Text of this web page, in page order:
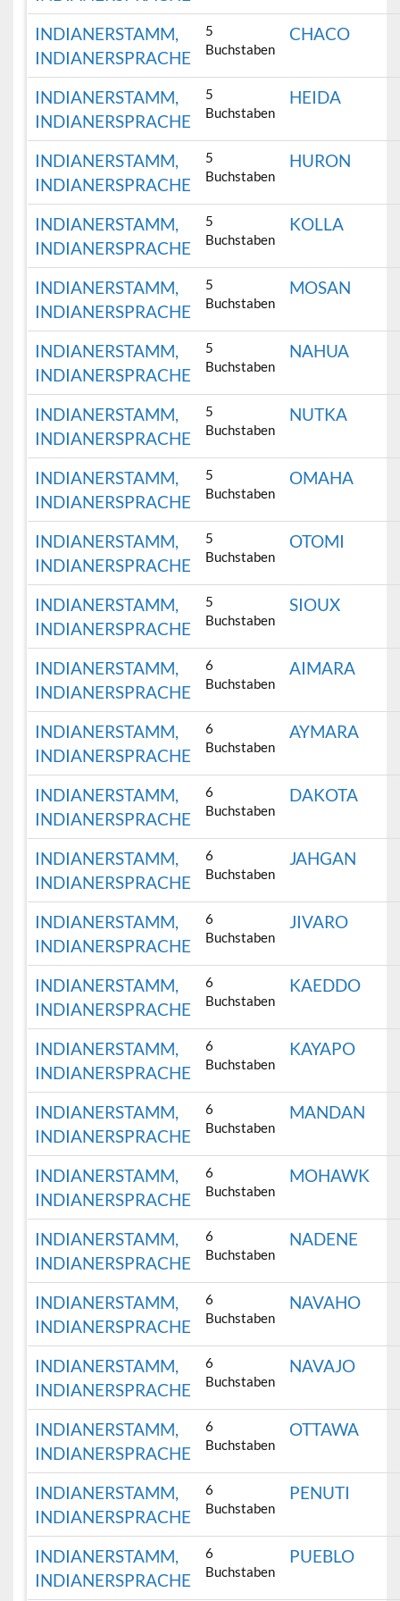
INDIANERSTAMM,
INDIANERSPRACHE
5
Buchstaben
CHACO
INDIANERSTAMM,
INDIANERSPRACHE
5
Buchstaben
HEIDA
INDIANERSTAMM,
INDIANERSPRACHE
5
Buchstaben
HURON
INDIANERSTAMM,
INDIANERSPRACHE
5
Buchstaben
KOLLA
INDIANERSTAMM,
INDIANERSPRACHE
5
Buchstaben
MOSAN
INDIANERSTAMM,
INDIANERSPRACHE
5
Buchstaben
NAHUA
INDIANERSTAMM,
INDIANERSPRACHE
5
Buchstaben
NUTKA
INDIANERSTAMM,
INDIANERSPRACHE
5
Buchstaben
OMAHA
INDIANERSTAMM,
INDIANERSPRACHE
5
Buchstaben
OTOMI
INDIANERSTAMM,
INDIANERSPRACHE
5
Buchstaben
SIOUX
INDIANERSTAMM,
INDIANERSPRACHE
6
Buchstaben
AIMARA
INDIANERSTAMM,
INDIANERSPRACHE
6
Buchstaben
AYMARA
INDIANERSTAMM,
INDIANERSPRACHE
6
Buchstaben
DAKOTA
INDIANERSTAMM,
INDIANERSPRACHE
6
Buchstaben
JAHGAN
INDIANERSTAMM,
INDIANERSPRACHE
6
Buchstaben
JIVARO
INDIANERSTAMM,
INDIANERSPRACHE
6
Buchstaben
KAEDDO
INDIANERSTAMM,
INDIANERSPRACHE
6
Buchstaben
KAYAPO
INDIANERSTAMM,
INDIANERSPRACHE
6
Buchstaben
MANDAN
INDIANERSTAMM,
INDIANERSPRACHE
6
Buchstaben
MOHAWK
INDIANERSTAMM,
INDIANERSPRACHE
6
Buchstaben
NADENE
INDIANERSTAMM,
INDIANERSPRACHE
6
Buchstaben
NAVAHO
INDIANERSTAMM,
INDIANERSPRACHE
6
Buchstaben
NAVAJO
INDIANERSTAMM,
INDIANERSPRACHE
6
Buchstaben
OTTAWA
INDIANERSTAMM,
INDIANERSPRACHE
6
Buchstaben
PENUTI
INDIANERSTAMM,
INDIANERSPRACHE
6
Buchstaben
PUEBLO